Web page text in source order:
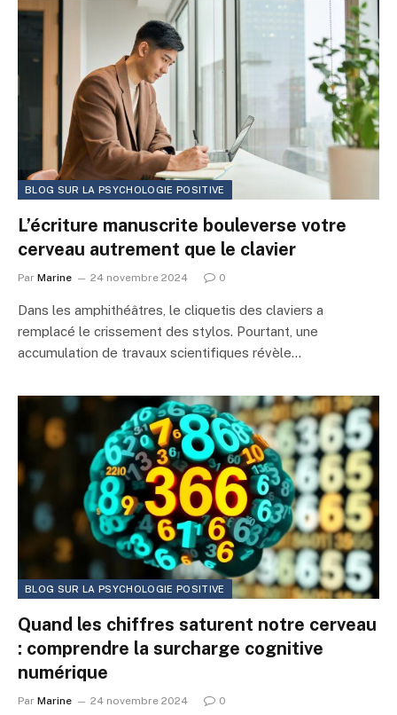
BLOG SUR LA PSYCHOLOGIE POSITIVE
L’écriture manuscrite bouleverse votre
cerveau autrement que le clavier
Par Marine 24 novembre 2024 0
Dans les amphithéâtres, le cliquetis des claviers a
remplacé le crissement des stylos. Pourtant, une
accumulation de travaux scientifiques révèle…
BLOG SUR LA PSYCHOLOGIE POSITIVE
Quand les chiffres saturent notre cerveau
: comprendre la surcharge cognitive
numérique
Par Marine 24 novembre 2024 0